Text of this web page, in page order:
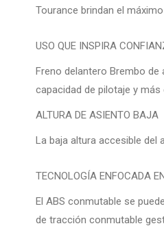
Tourance brindan el
USO QUE INSPIRA
Freno delantero Brembo
capacidad de pilotaje y
ALTURA DE ASIENTO BAJA
La baja altura accesible
TECNOLOGÍA ENFOCADA
El ABS conmutable se
de tracción conmutable